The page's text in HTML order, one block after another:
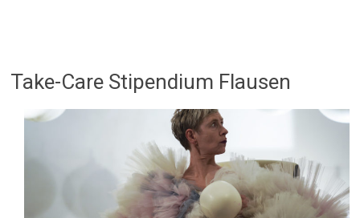
Take-Care Stipendium Flausen